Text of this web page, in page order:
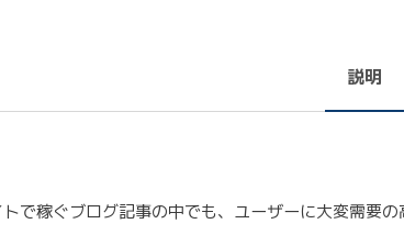
説明
で稼ぐブログ記事の中でも、ユーザーに大変需要